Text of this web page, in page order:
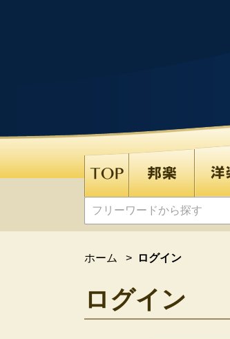
ホーム > ログイン
ログイン